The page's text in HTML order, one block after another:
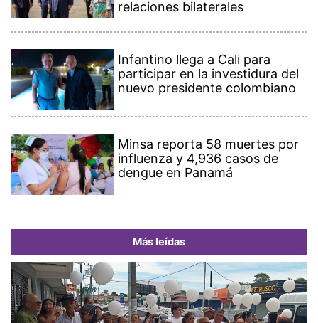
relaciones bilaterales
Infantino llega a Cali para
participar en la investidura del
nuevo presidente colombiano
Minsa reporta 58 muertes por
influenza y 4,936 casos de
dengue en Panamá
Más leídas